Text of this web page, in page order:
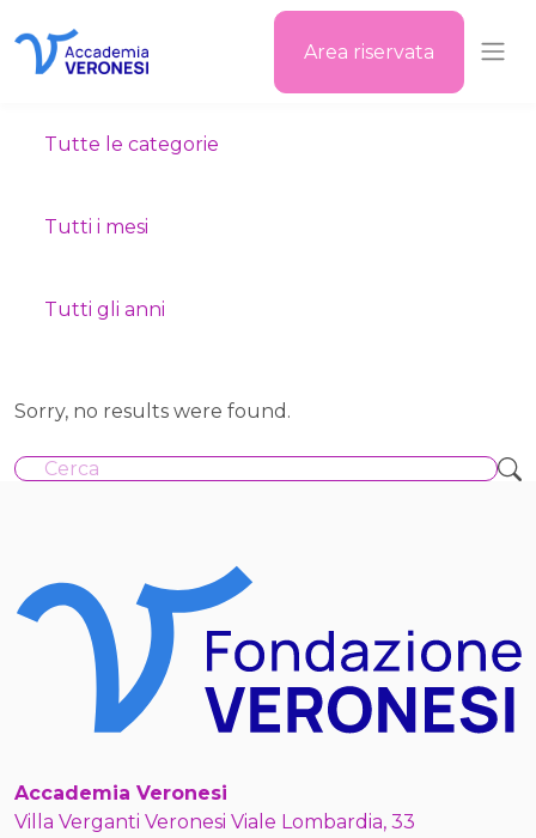
Area riservata
Tutte le categorie
Tutti i mesi
Tutti gli anni
Sorry, no results were found.
Accademia Veronesi
Villa Verganti Veronesi Viale Lombardia, 33